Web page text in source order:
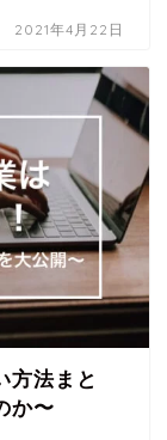
2021年4月22日
方法まと
か〜